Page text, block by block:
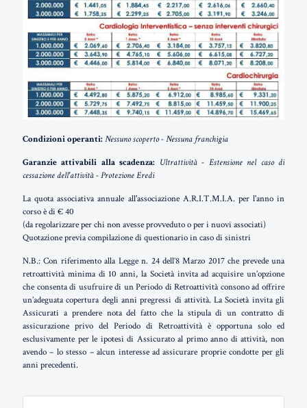
Condizioni operanti:Nessuno scoperto - Nessuna franchigia
Garanzie attivabili alla scadenza: Ultrattività - Estensione nel caso di
cessazione dell'attività - Protezione Eredi
La quota associativa annuale all'associazione A.R.I.T.M.I.A. per l'anno in
corso è di € 40
(da regolarizzare per chi non avesse provveduto o per i nuovi associati)
Quotazione previa compilazione di questionario in caso di sinistri
N.B.: Con riferimento alla Legge n. 24 dell’8 Marzo 2017 che prevede una
retroattività minima di 10 anni, la Società invita ad acquisire un’opzione
che consenta di usufruire di un Periodo di Retroattività consono ad offrire
un’adeguata copertura degli anni pregressi di attività. La Società invita gli
Assicurati a prendere nota del fatto che la stipula di un contratto di
assicurazione privo del Periodo di Retroattività è opportuna solo ed
esclusivamente per le ipotesi di Assicurato al primo anno di attività, non
avendo – lo stesso – alcun interesse ad assicurare proprie condotte per gli
anni precedenti.